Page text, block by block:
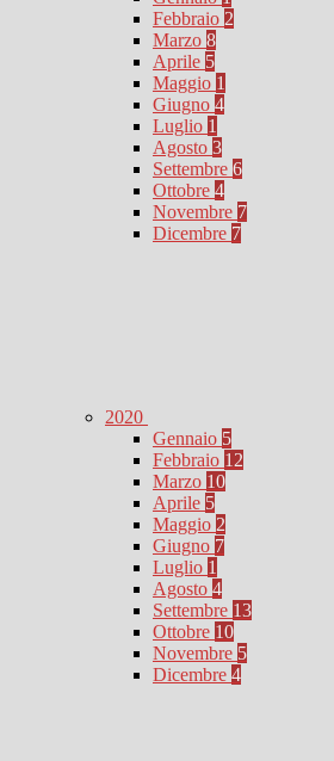
Febbraio 2
Marzo 8
Aprile 5
Maggio 1
Giugno 4
Luglio 1
Agosto 3
Settembre 6
Ottobre 4
Novembre 7
Dicembre 7
2020
Gennaio 5
Febbraio 12
Marzo 10
Aprile 5
Maggio 2
Giugno 7
Luglio 1
Agosto 4
Settembre 13
Ottobre 10
Novembre 5
Dicembre 4